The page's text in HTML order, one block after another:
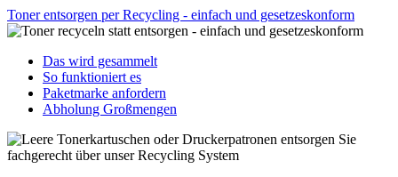
Toner entsorgen per Recycling - einfach und gesetzeskonform
Das wird gesammelt
So funktioniert es
Paketmarke anfordern
Abholung Großmengen